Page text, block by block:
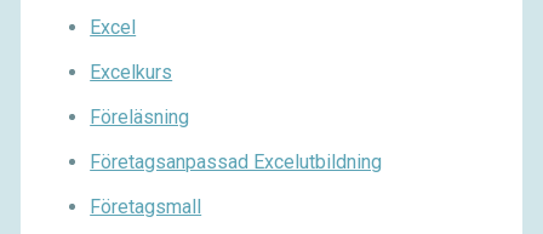
Excel
Excelkurs
Föreläsning
Företagsanpassad Excelutbildning
Företagsmall